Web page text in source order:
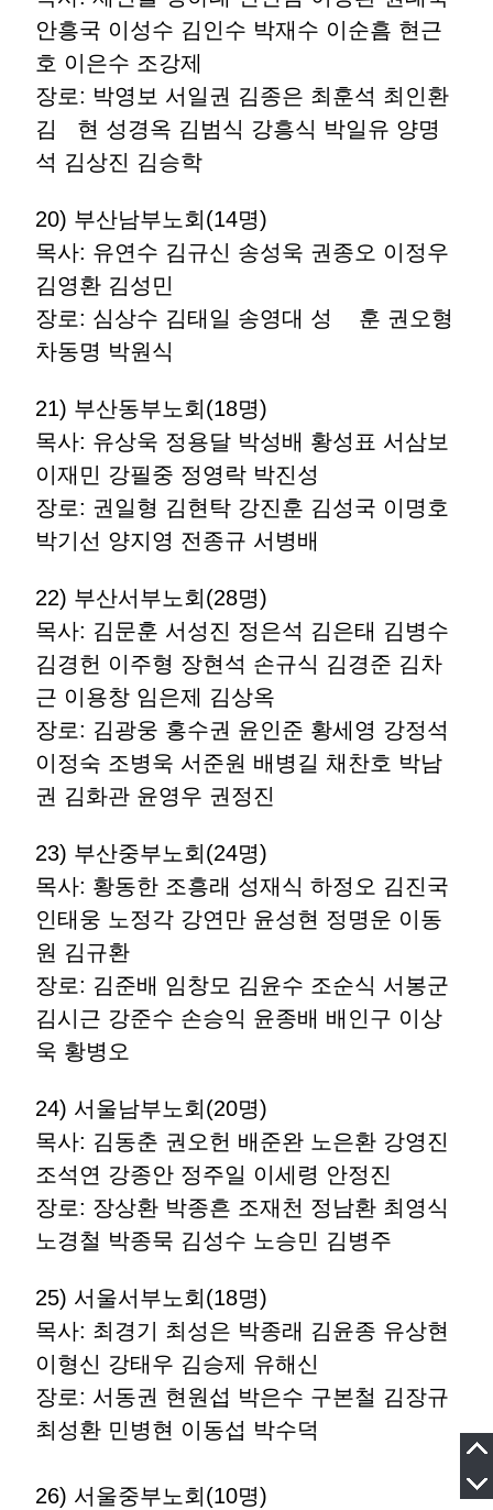
안흥국 이성수 김인수 박재수 이순흠 현근
호 이은수 조강제
장로: 박영보 서일권 김종은 최훈석 최인환
김 현 성경옥 김범식 강흥식 박일유 양명
석 김상진 김승학
20) 부산남부노회(14명)
목사: 유연수 김규신 송성욱 권종오 이정우
김영환 김성민
장로: 심상수 김태일 송영대 성 훈 권오형
차동명 박원식
21) 부산동부노회(18명)
목사: 유상욱 정용달 박성배 황성표 서삼보
이재민 강필중 정영락 박진성
장로: 권일형 김현탁 강진훈 김성국 이명호
박기선 양지영 전종규 서병배
22) 부산서부노회(28명)
목사: 김문훈 서성진 정은석 김은태 김병수
김경헌 이주형 장현석 손규식 김경준 김차
근 이용창 임은제 김상옥
장로: 김광웅 홍수권 윤인준 황세영 강정석
이정숙 조병욱 서준원 배병길 채찬호 박남
권 김화관 윤영우 권정진
23) 부산중부노회(24명)
목사: 황동한 조흥래 성재식 하정오 김진국
인태웅 노정각 강연만 윤성현 정명운 이동
원 김규환
장로: 김준배 임창모 김윤수 조순식 서봉군
김시근 강준수 손승익 윤종배 배인구 이상
욱 황병오
24) 서울남부노회(20명)
목사: 김동춘 권오헌 배준완 노은환 강영진
조석연 강종안 정주일 이세령 안정진
장로: 장상환 박종흔 조재천 정남환 최영식
노경철 박종묵 김성수 노승민 김병주
25) 서울서부노회(18명)
목사: 최경기 최성은 박종래 김윤종 유상현
이형신 강태우 김승제 유해신
장로: 서동권 현원섭 박은수 구본철 김장규
최성환 민병현 이동섭 박수덕
26) 서울중부노회(10명)